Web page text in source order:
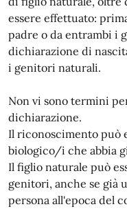
essere effettuato:
padre o da entrambi i
dichiarazione di
i genitori naturali.
Non vi sono termini
dichiarazione.
Il riconoscimento
biologico/i che abbia
Il figlio naturale può
genitori, anche se già
persona all'epoca del